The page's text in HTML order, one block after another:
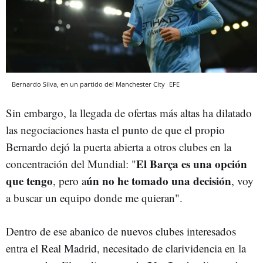
Bernardo Silva, en un partido del Manchester City EFE
Sin embargo, la llegada de ofertas más altas ha dilatado
las negociaciones hasta el punto de que el propio
Bernardo dejó la puerta abierta a otros clubes en la
concentración del Mundial: "El Barça es una opción
que tengo, pero aún no he tomado una decisión, voy
a buscar un equipo donde me quieran".
Dentro de ese abanico de nuevos clubes interesados
entra el Real Madrid, necesitado de clarividencia en la